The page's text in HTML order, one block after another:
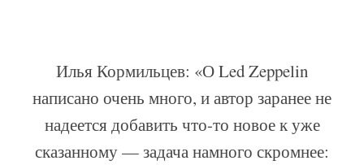
Илья Кормильцев: «О Led Zeppelin
написано очень много, и автор заранее не
надеется добавить что-то новое к уже
сказанному — задача намного скромнее: